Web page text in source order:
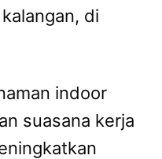
di
indoor
suasana kerja